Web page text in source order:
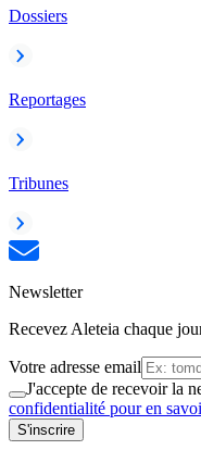
Dossiers
Reportages
Tribunes
Newsletter
Recevez Aleteia chaque
Votre adresse email
J'accepte de recevoir la
confidentialité pour en
S'inscrire